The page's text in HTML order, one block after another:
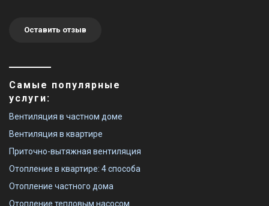
Оставить отзыв
Самые популярные
услуги:
Вентиляция в частном доме
Вентиляция в квартире
Приточно-вытяжная вентиляция
Отопление в квартире: 4 способа
Отопление частного дома
Отопление тепловым насосом